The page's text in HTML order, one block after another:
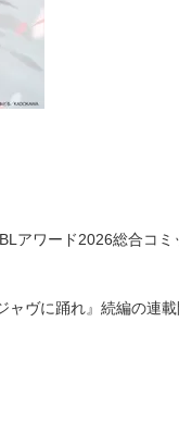
アワード2026総合コ
ヴに踊れ』続編の連